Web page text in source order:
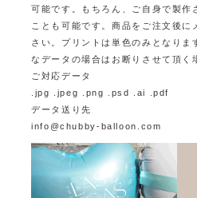
可能です。
もちろん、ご自身で製作
ことも可能です。商品をご注文後に
さい。プリントは単色のみとなりま
なデータの場合はお断りさせて頂く
ご対応データ
.jpg .jpeg .png .psd .ai .pdf
データ送り先
info@chubby-balloon.com